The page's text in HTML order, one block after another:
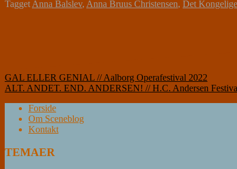
Tagget Anna Balslev, Anna Bruus Christensen, Det
Indlægsnavigation
GAL ELLER GENIAL // Aalborg Operafestival 2022
ALT. ANDET. END. ANDERSEN! // H.C. Andersen
Forside
Om Sceneblog
Kontakt
TEMAER